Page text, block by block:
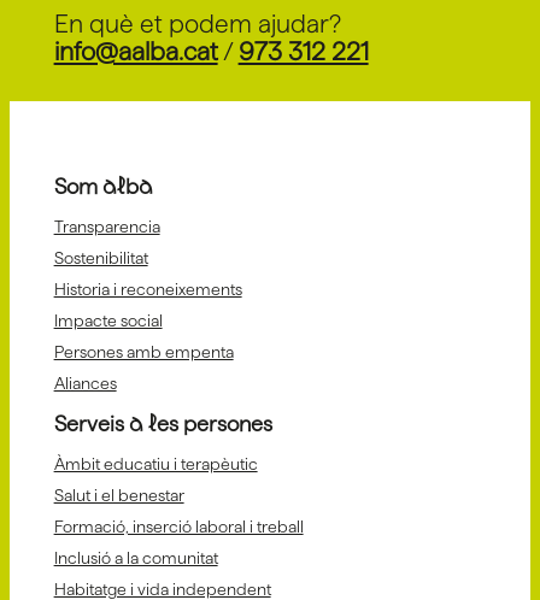
En què et podem ajudar?
info@aalba.cat/ 973 312 221
Som alba
Transparencia
Sostenibilitat
Historia i reconeixements
Impacte social
Persones amb empenta
Aliances
Serveis a les persones
Àmbit educatiu i terapèutic
Salut i el benestar
Formació, inserció laboral i treball
Inclusió a la comunitat
Habitatge i vida independent